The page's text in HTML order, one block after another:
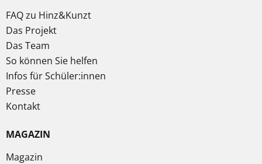
FAQ zu Hinz&Kunzt
Das Projekt
Das Team
So können Sie helfen
Infos für Schüler:innen
Presse
Kontakt
MAGAZIN
Magazin